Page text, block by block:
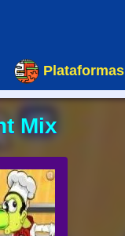
Plataformas
Mix